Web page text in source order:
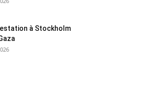
à Stockholm